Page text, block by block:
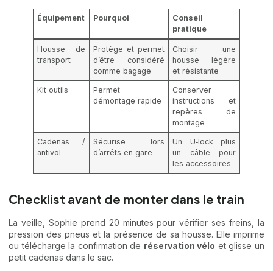
Équipement Pourquoi
Conseil
pratique
Housse de
transport
Protège et permet
d’être considéré
comme bagage
Choisir une
housse légère
et résistante
Kit outils
Permet
démontage rapide
Conserver
instructions et
repères de
montage
Cadenas /
antivol
Sécurise lors
d’arrêts en gare
Un U‑lock plus
un câble pour
les accessoires
Checklist avant de monter dans le train
La veille, Sophie prend 20 minutes pour vérifier ses freins, la
pression des pneus et la présence de sa housse. Elle imprime
ou télécharge la confirmation de réservation vélo et glisse un
petit cadenas dans le sac.